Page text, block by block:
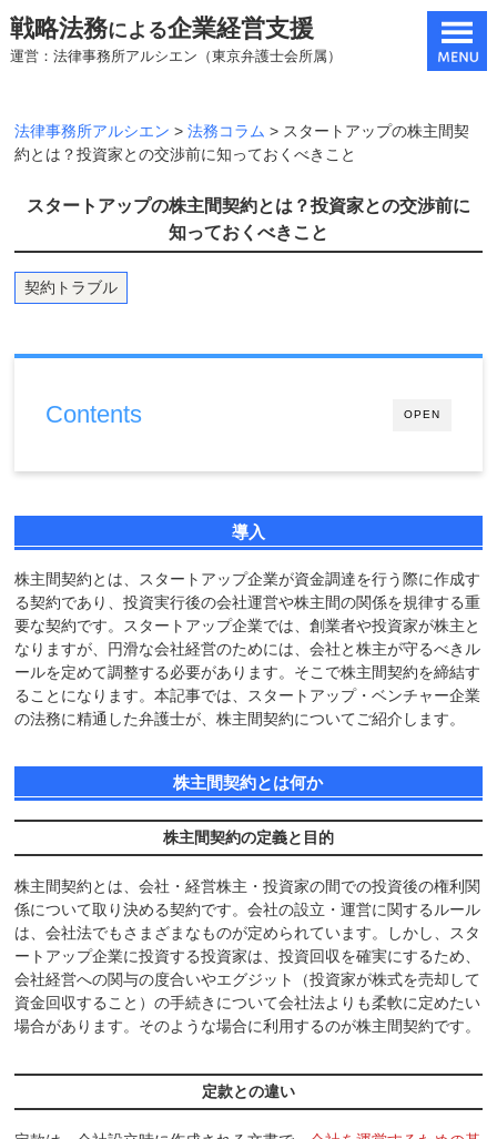
戦略法務による企業経営支援
運営：法律事務所アルシエン（東京弁護士会所属）
法律事務所アルシエン >法務コラム > スタートアップの株主間契
約とは？投資家との交渉前に知っておくべきこと
スタートアップの株主間契約とは？投資家との交渉前に
知っておくべきこと
契約トラブル
OPEN
Contents
導入
株主間契約とは、スタートアップ企業が資金調達を行う際に作成す
る契約であり、投資実行後の会社運営や株主間の関係を規律する重
要な契約です。スタートアップ企業では、創業者や投資家が株主と
なりますが、円滑な会社経営のためには、会社と株主が守るべきル
ールを定めて調整する必要があります。そこで株主間契約を締結す
ることになります。本記事では、スタートアップ・ベンチャー企業
の法務に精通した弁護士が、株主間契約についてご紹介します。
株主間契約とは何か
株主間契約の定義と目的
株主間契約とは、会社・経営株主・投資家の間での投資後の権利関
係について取り決める契約です。会社の設立・運営に関するルール
は、会社法でもさまざまなものが定められています。しかし、スタ
ートアップ企業に投資する投資家は、投資回収を確実にするため、
会社経営への関与の度合いやエグジット（投資家が株式を売却して
資金回収すること）の手続きについて会社法よりも柔軟に定めたい
場合があります。そのような場合に利用するのが株主間契約です。
定款との違い